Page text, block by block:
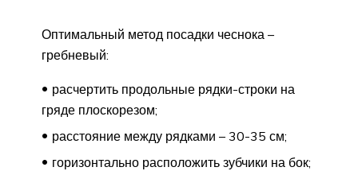
Оптимальный метод посадки чеснока –
гребневый:
расчертить продольные рядки-строки на
гряде плоскорезом;
расстояние между рядками – 30-35 см;
горизонтально расположить зубчики на бок;